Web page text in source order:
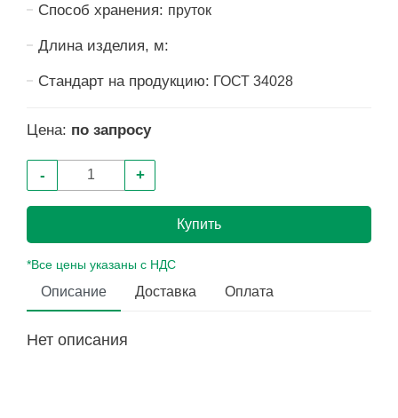
Способ хранения: пруток
Длина изделия, м:
Стандарт на продукцию: ГОСТ 34028
Цена: по запросу
- +
Купить
*Все цены указаны с НДС
Описание Доставка Оплата
Нет описания